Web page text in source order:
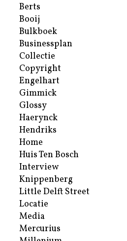
Berts
Booij
Bulkboek
Businessplan
Collectie
Copyright
Engelhart
Gimmick
Glossy
Haerynck
Hendriks
Home
Huis Ten Bosch
Interview
Knippenberg
Little Delft Street
Locatie
Media
Mercurius